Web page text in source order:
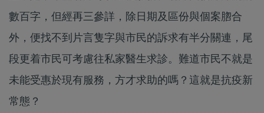
數百字，但經再三參詳，除日期及區份與個案脗合
外，便找不到片言隻字與市民的訴求有半分關連，尾
段更着市民可考慮往私家醫生求診。難道市民不就是
未能受惠於現有服務，方才求助的嗎？這就是抗疫新
常態？